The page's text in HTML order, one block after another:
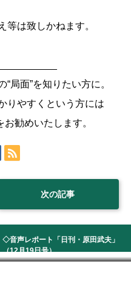
等は致しかねます。
局面”を知りたい方に。
りやすくという方には
お勧めいたします。
次の記事
◇音声レポート「日刊・原田武夫」
（12月19日号）